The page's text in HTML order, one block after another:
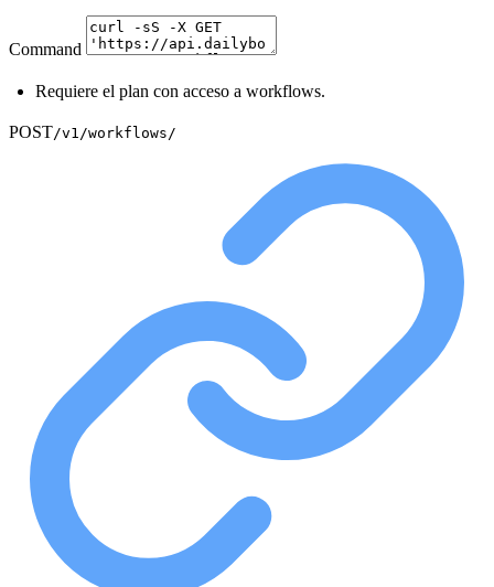
Command
Requiere el plan con acceso a workflows.
POST/v1/workflows/